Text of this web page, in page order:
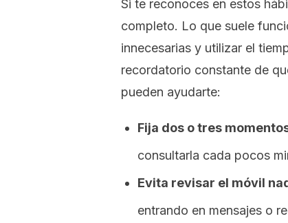
Si te reconoces en estos
completo. Lo que suele
innecesarias y utilizar el
recordatorio constante de
pueden ayudarte:
Fija dos o tres
consultarla cada pocos
Evita revisar el móvil
entrando en mensajes o